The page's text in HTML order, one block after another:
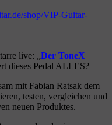
shop/VIP-Guitar-
live: „Der ToneX
dieses Pedal ALLES?
mit Fabian Ratsak dem
testen, vergleichen und
neuen Produktes.